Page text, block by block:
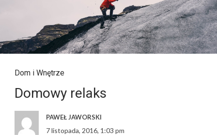
Dom i Wnętrze
Domowy relaks
PAWEŁ JAWORSKI
7 listopada, 2016, 1:03 pm